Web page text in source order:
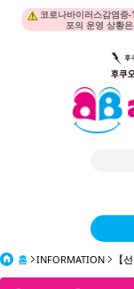
코로나바이러스감염증
포의 운영 상황
홈 INFORMATION 【